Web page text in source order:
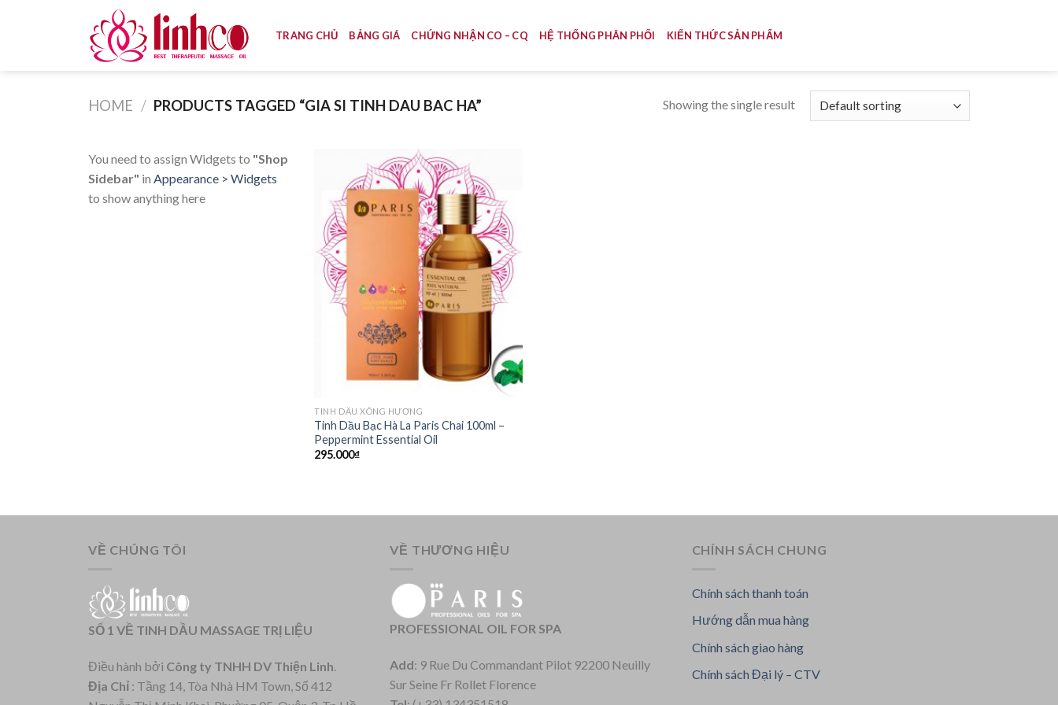
TRANG CHỦ BẢNG GIÁ CHỨNG NHẬN CO – CQ HỆ THỐNG PHÂN PHỐI KIẾN THỨC SẢN PHẨM
HOME / PRODUCTS TAGGED “GIA SI TINH DAU BAC HA” Showing the single result
You need to assign Widgets to "Shop
Sidebar" in Appearance > Widgets
to show anything here
TINH DẦU XÔNG HƯƠNG
Tinh Dầu Bạc Hà La Paris Chai 100ml –
Peppermint Essential Oil
295.000₫
VỀ CHÚNG TÔI
SỐ 1 VỀ TINH DẦU MASSAGE TRỊ LIỆU
Điều hành bởi Công ty TNHH DV Thiện Linh
Địa Chỉ : Tầng 14, Tòa Nhà HM Town, Số 412
VỀ THƯƠNG HIỆU
PROFESSIONAL OIL FOR SPA
Add: 9 Rue Du Commandant Pilot 92200 Neuilly
Sur Seine Fr Rollet Florence
CHÍNH SÁCH CHUNG
Chính sách thanh toán
Hướng dẫn mua hàng
Chính sách giao hàng
Chính sách Đại lý – CTV